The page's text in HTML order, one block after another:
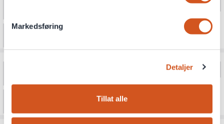
Markedsføring
Detaljer
Tillat alle